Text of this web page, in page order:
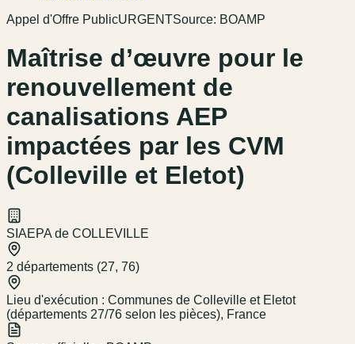
Appel d'Offre PublicURGENTSource: BOAMP
Maîtrise d’œuvre pour le
renouvellement de
canalisations AEP
impactées par les CVM
(Colleville et Eletot)
SIAEPA de COLLEVILLE
2 départements (27, 76)
Lieu d'exécution : Communes de Colleville et Eletot
(départements 27/76 selon les pièces), France